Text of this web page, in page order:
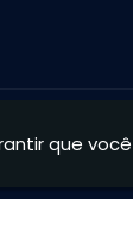
73 que